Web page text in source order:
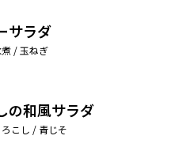
サラダ
/ 玉ねぎ
の和風サラダ
こし / 青じそ